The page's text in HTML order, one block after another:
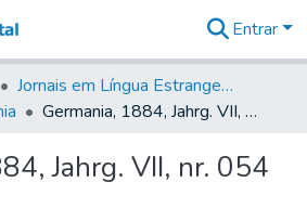
&
Coleções
Tudo na
Digital
Entrar
Jornais em Língua Estrangeira
Germania, 1884, Jahrg. VII, nr. 054
Jahrg. VII, nr. 054